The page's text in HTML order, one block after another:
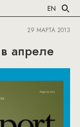
EN
29 МАРТА 2013
апреле